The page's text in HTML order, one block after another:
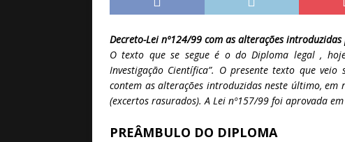
[ Abril 15, 2026 ]
Decreto-Lei nº124/99 com as alterações
O texto que se segue é o do Diploma legal ,
Investigação Científica”. O presente texto que
contem as alterações introduzidas neste último,
(excertos rasurados). A Lei nº157/99 foi aprovada
PREÂMBULO DO DIPLOMA